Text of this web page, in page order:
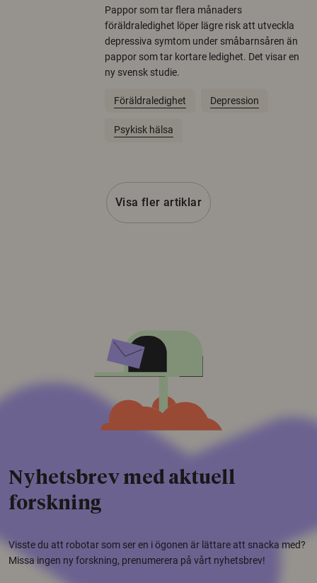
Pappor som tar flera månaders
föräldraledighet löper lägre risk att utveckla
depressiva symtom under småbarnsåren än
pappor som tar kortare ledighet. Det visar en
ny svensk studie.
Föräldraledighet Depression
Psykisk hälsa
Visa fler artiklar
Nyhetsbrev med aktuell
forskning
Visste du att robotar som ser en i ögonen är lättare att snacka med?
Missa ingen ny forskning, prenumerera på vårt nyhetsbrev!